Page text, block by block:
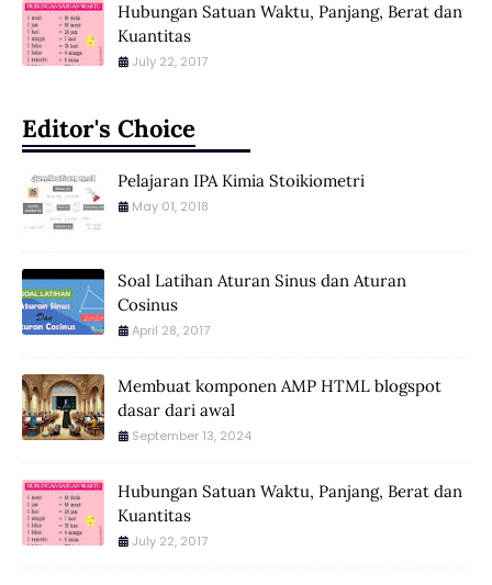
Hubungan Satuan Waktu, Panjang, Berat dan
Kuantitas
July 22, 2017
Editor's Choice
Pelajaran IPA Kimia Stoikiometri
May 01, 2018
Soal Latihan Aturan Sinus dan Aturan
Cosinus
April 28, 2017
Membuat komponen AMP HTML blogspot
dasar dari awal
September 13, 2024
Hubungan Satuan Waktu, Panjang, Berat dan
Kuantitas
July 22, 2017